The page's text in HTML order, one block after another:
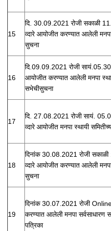
15
दि. 30.09.2021 रोजी सकाळी
व्दारे आयोजीत करण्यात आलेली
सुचना
16
दि.09.09.2021 रोजी सायं.05.30
आयोजीत करण्यात आलेली मनपा
सभेचीसुचना
17
दि. 27.08.2021 रोजी सायं.
व्दारे आयोजीत मनपा स्थायी
18
दिनांक 30.08.2021 रोजी
व्दारे आयोजीत करण्यात आलेली
सुचना
19
दिनांक 30.07.2021 रोजी
करण्यात आलेली मनपा सर्वसाधारण
पत्रिका